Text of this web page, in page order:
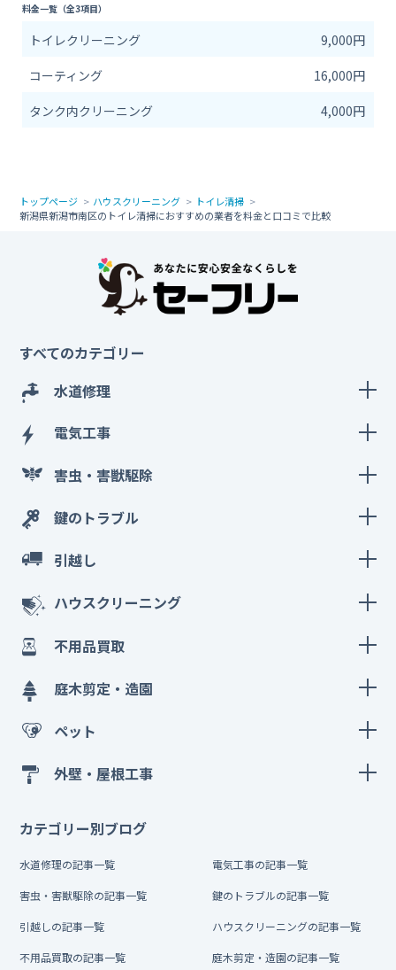
料金一覧（全3項目）
トイレクリーニング
9,000円
コーティング
16,000円
タンク内クリーニング
4,000円
トップページ ハウスクリーニング
トイレ清掃
新潟県新潟市南区のトイレ清掃におすすめの業者を料金と口コミで比較
すべてのカテゴリー
水道修理
電気工事
害虫・害獣駆除
鍵のトラブル
引越し
ハウスクリーニング
不用品買取
庭木剪定・造園
ペット
外壁・屋根工事
カテゴリー別ブログ
水道修理の記事一覧 電気工事の記事一覧
害虫・害獣駆除の記事一覧 鍵のトラブルの記事一覧
引越しの記事一覧 ハウスクリーニングの記事一覧
不用品買取の記事一覧 庭木剪定・造園の記事一覧